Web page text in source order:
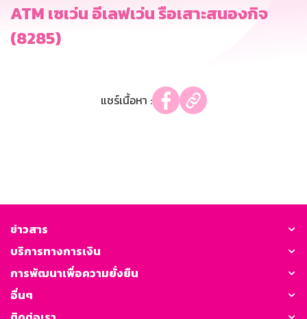
GSB Society
ATM เซเว่น อีเลฟเว่น รือเสาะสนองกิจ
(8285)
แชร์เนื้อหา :
ข่าวสาร
บริการทางการเงิน
การพัฒนาเพื่อความยั่งยืน
อื่นๆ